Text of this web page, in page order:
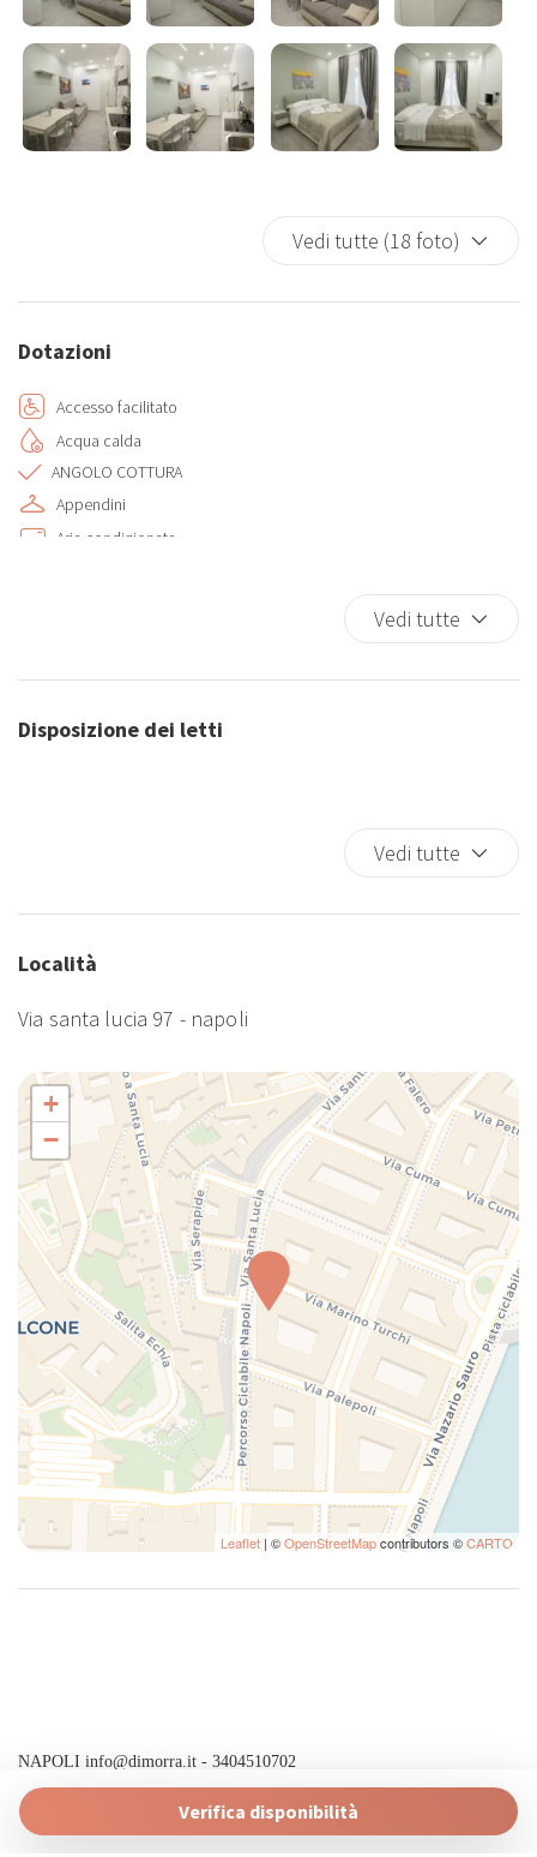
Vedi tutte (18 foto)
Dotazioni
Accesso facilitato
Acqua calda
ANGOLO COTTURA
Appendini
Aria condizionata
Climatizzatore
Internet wireless
Nozioni di base sulla cucina
Occorrente essenziale
Parcheggio a pagamento
Phon
Piatti e Posate
Riscaldamento / Condizionatore autonomo
Scuranti stanza
Shampoo
Soggiorni a lungo termine ammessi
TV
TV
WiFi
Vedi tutte
Disposizione dei letti
Vedi tutte
Località
Via santa lucia 97 - napoli
+
−
Leaflet | ©OpenStreetMapcontributors ©CARTO
Verifica disponibilità
NAPOLI info@dimorra.it - 3404510702
Powered by